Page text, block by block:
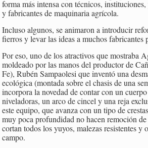
forma más intensa con técnicos,
y fabricantes de maquinaria agrícola.
Incluso algunos, se animaron a introducir
fierros y levar las ideas a muchos fabricantes
Por eso, uno de los atractivos que mostraba
moldeado por las manos del productor de
Fe), Rubén Sampaolesi que inventó una
ecológica (montada sobre el chasis de una
incorpora la novedad de contar con un
niveladoras, un arco de cincel y una reja
este equipo, que avanza con un tipo de
muy poca profundidad no hacen remoción
cortan todos los yuyos, malezas resistentes y
campo.